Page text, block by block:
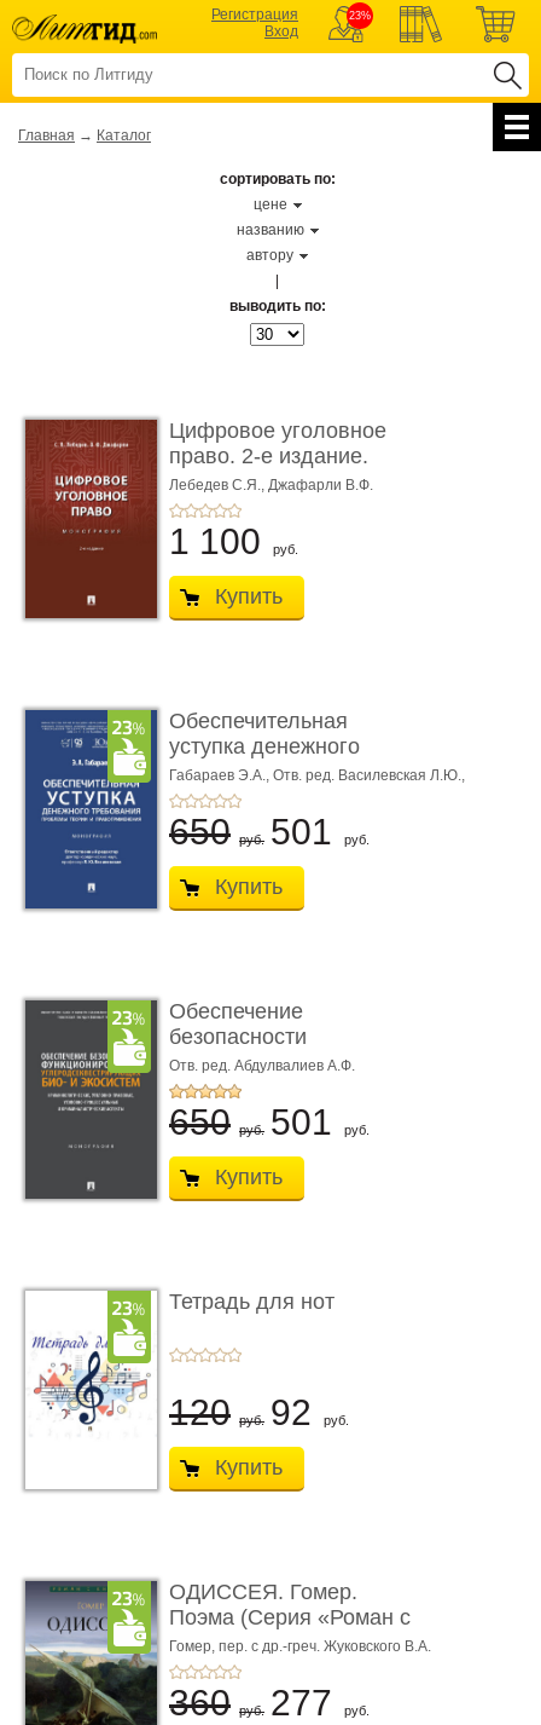
Регистрация
Вход
23%
Главная → Каталог
сортировать по:
цене
названию
автору
выводить по:
Цифровое уголовное
право. 2-е издание.
Монограф ...
Лебедев С.Я., Джафарли В.Ф.
1 100 руб.
Купить
Обеспечительная
уступка денежного
требования ...
Габараев Э.А., Отв. ред. Василевская Л.Ю.,
вступ. сл. Каретина М.Г.
650 руб. 501 руб.
Купить
Обеспечение
безопасности
функционирования уг
...
Отв. ред. Абдулвалиев А.Ф.
650 руб. 501 руб.
Купить
Тетрадь для нот
120 руб. 92 руб.
Купить
ОДИССЕЯ. Гомер.
Поэма (Серия «Роман с
книгой»)
Гомер, пер. с др.-греч. Жуковского В.А.
360 руб. 277 руб.